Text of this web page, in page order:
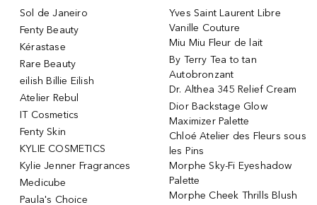
Sol de Janeiro
Fenty Beauty
Kérastase
Rare Beauty
eilish Billie Eilish
Atelier Rebul
IT Cosmetics
Fenty Skin
KYLIE COSMETICS
Kylie Jenner Fragrances
Medicube
Paula's Choice
Yves Saint Laurent Libre
Vanille Couture
Miu Miu Fleur de lait
By Terry Tea to tan
Autobronzant
Dr. Althea 345 Relief Cream
Dior Backstage Glow
Maximizer Palette
Chloé Atelier des Fleurs sous
les Pins
Morphe Sky-Fi Eyeshadow
Palette
Morphe Cheek Thrills Blush